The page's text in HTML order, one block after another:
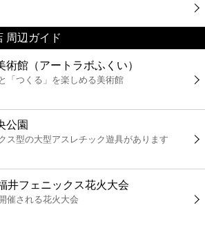
周辺ガイド
術館（アートラボふくい）
「つくる」を楽しめる美術館
公園
ス型の大型アスレチック遊具があります
井フェニックス花火大会
催される花火大会